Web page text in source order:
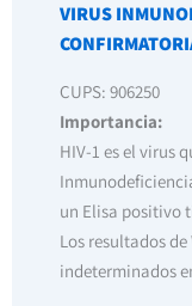
VIRUS
CUPS: 906250
Importancia:
HIV-1 es el virus
un Elisa positivo
Los resultados
indeterminados